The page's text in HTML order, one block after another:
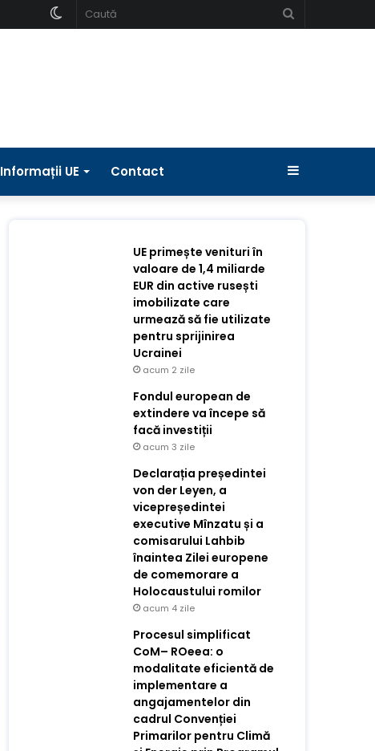
Schimbați
Informații UE Contact Bara
UE primește venituri în
valoare de 1,4 miliarde
EUR din active rusești
imobilizate care
urmează să fie utilizate
pentru sprijinirea
Ucrainei
acum 2 zile
Fondul european de
extindere va începe să
facă investiții
acum 3 zile
Declarația președintei
von der Leyen, a
vicepreședintei
executive Mînzatu și a
comisarului Lahbib
înaintea Zilei europene
de comemorare a
Holocaustului romilor
acum 4 zile
Procesul simplificat
CoM– ROeea: o
modalitate eficientă de
implementare a
angajamentelor din
cadrul Convenției
Primarilor pentru Climă